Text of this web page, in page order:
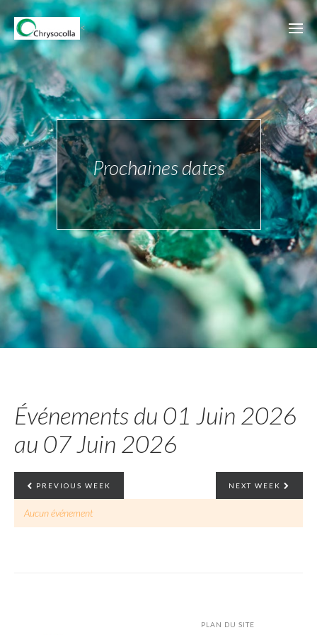
<
Prochaines dates
Événements du 01 Juin 2026
au 07 Juin 2026
PREVIOUS WEEK NEXT WEEK
Aucun événement
PLAN DU SITE